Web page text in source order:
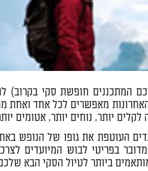
המתכננים חופשת סקי בקרוב)
מאפשרים לכל אחד ואחת
יותר, נוחים יותר, אטומים
העוטפת את גופו של הנופש
בפריטי לבוש המיועדים